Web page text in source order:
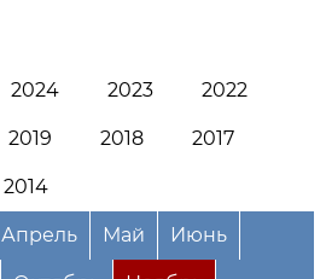
2024 2023 2022
2019 2018 2017
2014
Апрель Май Июнь